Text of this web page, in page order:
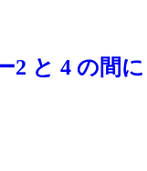
2 と 4 の間